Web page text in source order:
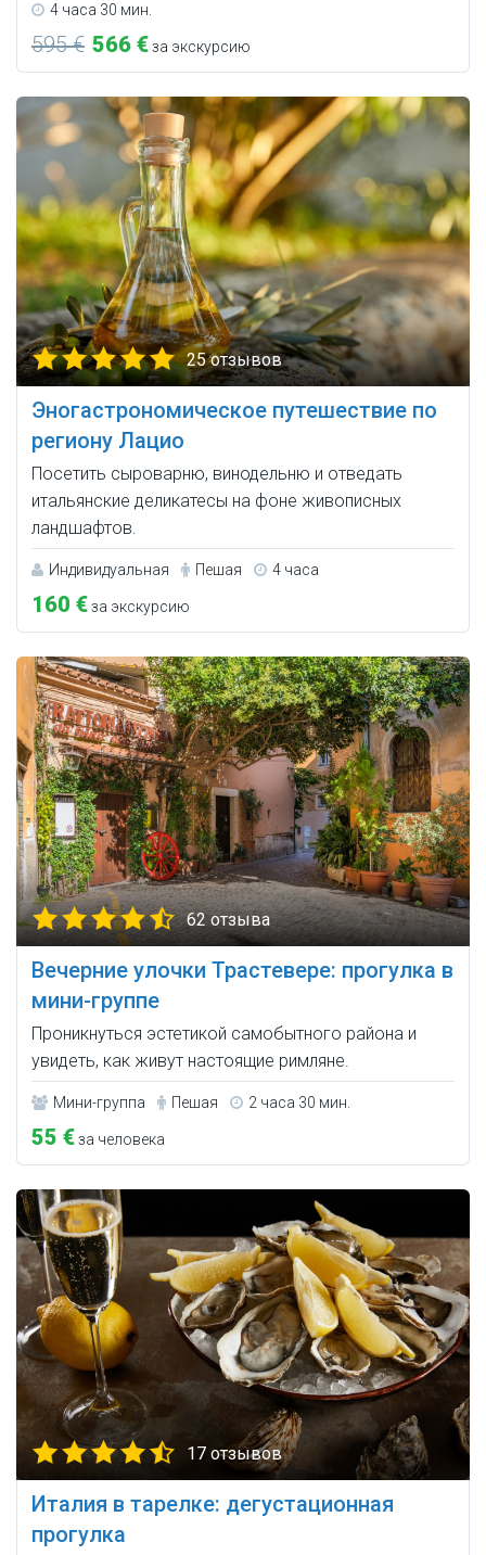
4 часа 30 мин.
595 € 566 €за экскурсию
25 отзывов
Эногастрономическое путешествие по
региону Лацио
Посетить сыроварню, винодельню и отведать
итальянские деликатесы на фоне живописных
ландшафтов.
Индивидуальная Пешая 4 часа
160 €за экскурсию
62 отзыва
Вечерние улочки Трастевере: прогулка в
мини-группе
Проникнуться эстетикой самобытного района и
увидеть, как живут настоящие римляне.
Мини-группа Пешая 2 часа 30 мин.
55 €за человека
17 отзывов
Италия в тарелке: дегустационная
прогулка